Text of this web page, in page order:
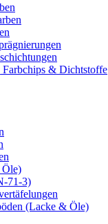
Farbchips & Dichtstoffe
71-3)
(Lacke & Öle)